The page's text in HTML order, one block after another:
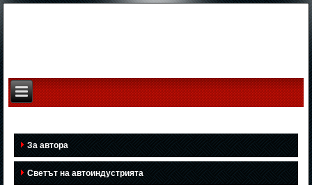
За автора
Светът на автоиндустрията